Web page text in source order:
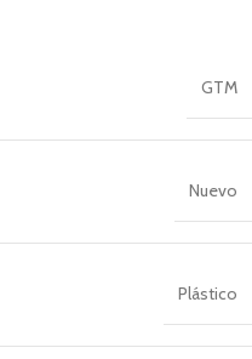
GTM
Nuevo
Plástico